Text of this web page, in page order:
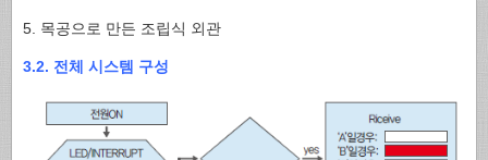
5. 목공으로 만든 조립식 외관
3.2. 전체 시스템 구성